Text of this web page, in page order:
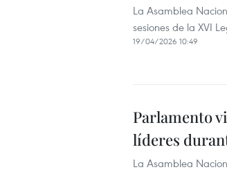
La Asamblea
sesiones de la XVI
19/04/2026 10:49
Parlamento
líderes
La Asamblea